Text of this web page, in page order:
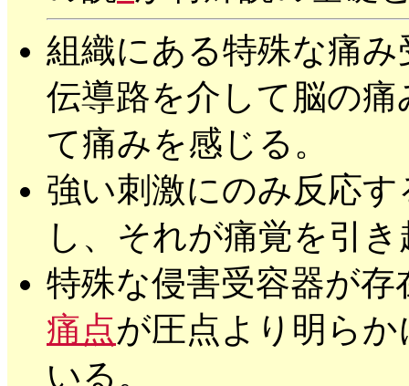
組織にある特殊な痛
伝導路を介して脳の
て痛みを感じる。
強い刺激にのみ反応
し、それが痛覚を引
特殊な侵害受容器が
痛点が圧点より明ら
いる。